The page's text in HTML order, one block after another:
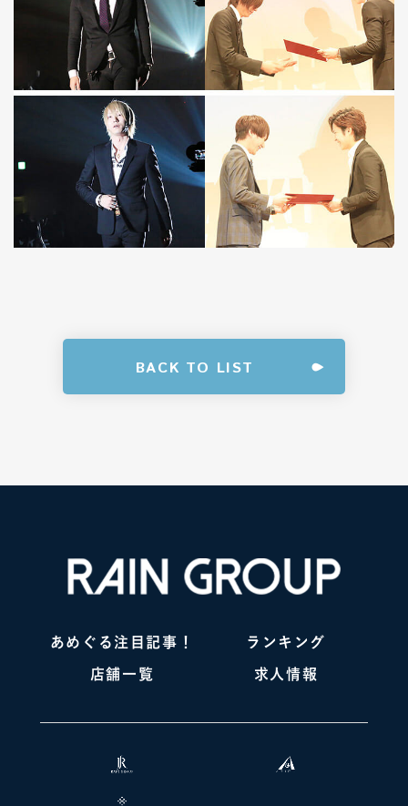
BACK TO LIST
あめぐる注目記事！ ランキング
店舗一覧 求人情報